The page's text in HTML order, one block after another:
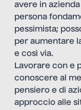
avere in azienda
persona
pessimista;
per aumentare
e così via.
Lavorare con e
conoscere al
pensiero e di
approccio alle